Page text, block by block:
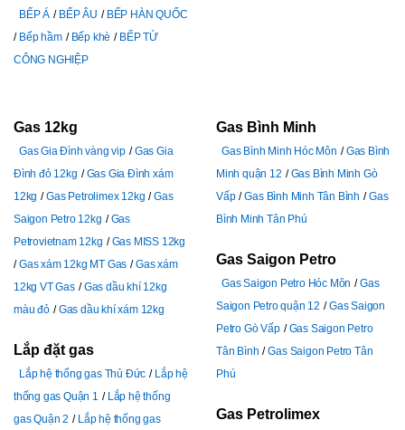
BẾP Á BẾP ÂU
BẾP HÀN QUỐC
Bếp hầm
Bếp khè
BẾP TỪ
CÔNG NGHIỆP
Gas 12kg
Gas Gia Đình vàng vip
Gas Gia
Đình đỏ 12kg
Gas Gia Đình xám
12kg
Gas Petrolimex 12kg
Gas
Saigon Petro 12kg
Gas
Petrovietnam 12kg
Gas MISS 12kg
Gas xám 12kg MT Gas
Gas xám
12kg VT Gas
Gas dầu khí 12kg
màu đỏ
Gas dầu khí xám 12kg
Lắp đặt gas
Lắp hệ thống gas Thủ Đức
Lắp hệ
thống gas Quận 1
Lắp hệ thống
gas Quận 2
Lắp hệ thống gas
Gas Bình Minh
Gas Bình Minh Hóc Môn
Gas Bình
Minh quận 12
Gas Bình Minh Gò
Vấp
Gas Bình Minh Tân Bình
Gas
Bình Minh Tân Phú
Gas Saigon Petro
Gas Saigon Petro Hóc Môn
Gas
Saigon Petro quận 12
Gas Saigon
Petro Gò Vấp
Gas Saigon Petro
Tân Bình
Gas Saigon Petro Tân
Phú
Gas Petrolimex